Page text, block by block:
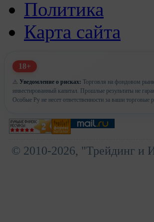
Политика
Карта сайта
18+
⚠️ Уведомление о рисках: Торговля на фондовом
инвестированный капитал. Прошлые результаты не
Особые Ру не несет ответственности за ваши торговые
© 2010-2026, "Трейдинг и